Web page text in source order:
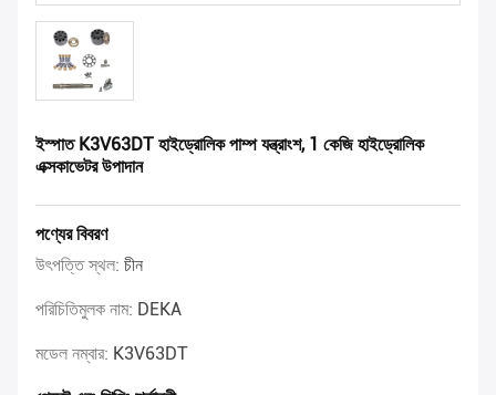
ইস্পাত K3V63DT হাইড্রোলিক পাম্প যন্ত্রাংশ, 1 কেজি হাইড্রোলিক
এক্সকাভেটর উপাদান
পণ্যের বিবরণ
উৎপত্তি স্থল: চীন
পরিচিতিমুলক নাম: DEKA
মডেল নম্বার: K3V63DT